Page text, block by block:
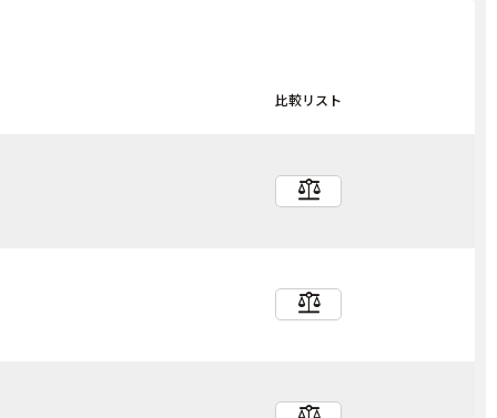
比較リスト
balance
balance